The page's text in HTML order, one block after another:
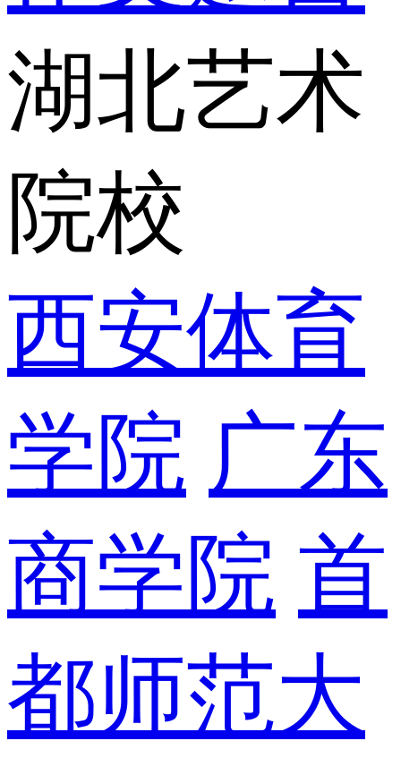
湖北艺术
院校
西安体育
学院 广东
商学院 首
都师范大